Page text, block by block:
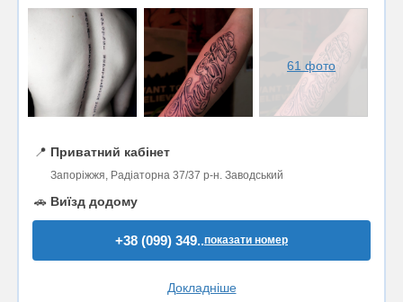
61 фото
📍 Приватний кабінет
Запоріжжя, Радіаторна 37/37 р-н. Заводський
🚗 Виїзд додому
+38 (099) 349..показати номер
Докладніше